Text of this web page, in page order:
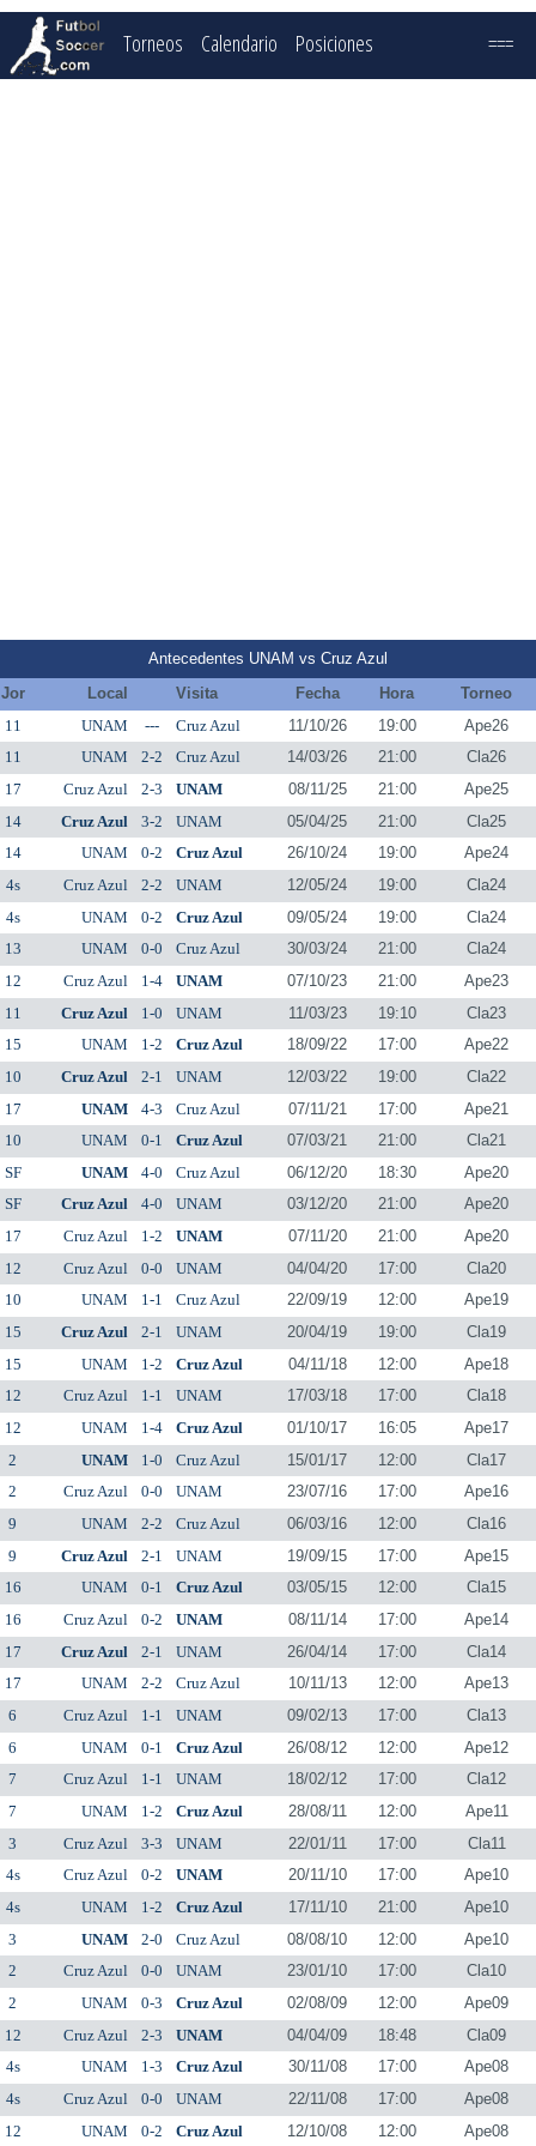
Torneos Calendario Posiciones ===
Antecedentes UNAM vs Cruz Azul
Jor
Local Visita Fecha Hora
Torneo
11
UNAM --- Cruz Azul 11/10/26 19:00
Ape26
11
UNAM 2-2 Cruz Azul 14/03/26 21:00
Cla26
17
Cruz Azul 2-3 UNAM 08/11/25 21:00
Ape25
14
Cruz Azul 3-2 UNAM 05/04/25 21:00
Cla25
14
UNAM 0-2 Cruz Azul 26/10/24 19:00
Ape24
4s
Cruz Azul 2-2 UNAM 12/05/24 19:00
Cla24
4s
UNAM 0-2 Cruz Azul 09/05/24 19:00
Cla24
13
UNAM 0-0 Cruz Azul 30/03/24 21:00
Cla24
12
Cruz Azul 1-4 UNAM 07/10/23 21:00
Ape23
11
Cruz Azul 1-0 UNAM 11/03/23 19:10
Cla23
15
UNAM 1-2 Cruz Azul 18/09/22 17:00
Ape22
10
Cruz Azul 2-1 UNAM 12/03/22 19:00
Cla22
17
UNAM 4-3 Cruz Azul 07/11/21 17:00
Ape21
10
UNAM 0-1 Cruz Azul 07/03/21 21:00
Cla21
SF
UNAM 4-0 Cruz Azul 06/12/20 18:30
Ape20
SF
Cruz Azul 4-0 UNAM 03/12/20 21:00
Ape20
17
Cruz Azul 1-2 UNAM 07/11/20 21:00
Ape20
12
Cruz Azul 0-0 UNAM 04/04/20 17:00
Cla20
10
UNAM 1-1 Cruz Azul 22/09/19 12:00
Ape19
15
Cruz Azul 2-1 UNAM 20/04/19 19:00
Cla19
15
UNAM 1-2 Cruz Azul 04/11/18 12:00
Ape18
12
Cruz Azul 1-1 UNAM 17/03/18 17:00
Cla18
12
UNAM 1-4 Cruz Azul 01/10/17 16:05
Ape17
2
UNAM 1-0 Cruz Azul 15/01/17 12:00
Cla17
2
Cruz Azul 0-0 UNAM 23/07/16 17:00
Ape16
9
UNAM 2-2 Cruz Azul 06/03/16 12:00
Cla16
9
Cruz Azul 2-1 UNAM 19/09/15 17:00
Ape15
16
UNAM 0-1 Cruz Azul 03/05/15 12:00
Cla15
16
Cruz Azul 0-2 UNAM 08/11/14 17:00
Ape14
17
Cruz Azul 2-1 UNAM 26/04/14 17:00
Cla14
17
UNAM 2-2 Cruz Azul 10/11/13 12:00
Ape13
6
Cruz Azul 1-1 UNAM 09/02/13 17:00
Cla13
6
UNAM 0-1 Cruz Azul 26/08/12 12:00
Ape12
7
Cruz Azul 1-1 UNAM 18/02/12 17:00
Cla12
7
UNAM 1-2 Cruz Azul 28/08/11 12:00
Ape11
3
Cruz Azul 3-3 UNAM 22/01/11 17:00
Cla11
4s
Cruz Azul 0-2 UNAM 20/11/10 17:00
Ape10
4s
UNAM 1-2 Cruz Azul 17/11/10 21:00
Ape10
3
UNAM 2-0 Cruz Azul 08/08/10 12:00
Ape10
2
Cruz Azul 0-0 UNAM 23/01/10 17:00
Cla10
2
UNAM 0-3 Cruz Azul 02/08/09 12:00
Ape09
12
Cruz Azul 2-3 UNAM 04/04/09 18:48
Cla09
4s
UNAM 1-3 Cruz Azul 30/11/08 17:00
Ape08
4s
Cruz Azul 0-0 UNAM 22/11/08 17:00
Ape08
12
UNAM 0-2 Cruz Azul 12/10/08 12:00
Ape08